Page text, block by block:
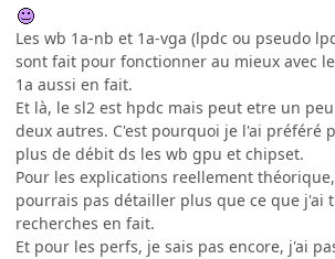
Les wb 1a-nb et 1a-vga (lpdc ou pseudo
sont fait pour fonctionner au mieux avec
1a aussi en fait.
Et là, le sl2 est hpdc mais peut etre un
deux autres. C'est pourquoi je l'ai préféré
plus de débit ds les wb gpu et chipset.
Pour les explications reellement
pourrais pas détailler plus que ce que j'ai
recherches en fait.
Et pour les perfs, je sais pas encore, j'ai